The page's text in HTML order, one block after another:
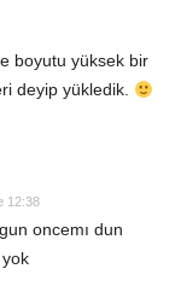
boyutu yüksek bir
deyip yükledik.
12:38
oncemı dun
yok